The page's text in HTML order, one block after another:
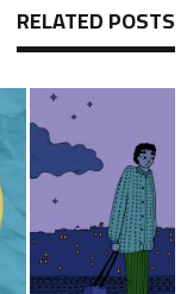
RELATED POSTS